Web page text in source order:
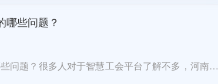
哪些问题？
问题？很多人对于智慧工会平台了解不多，河南红